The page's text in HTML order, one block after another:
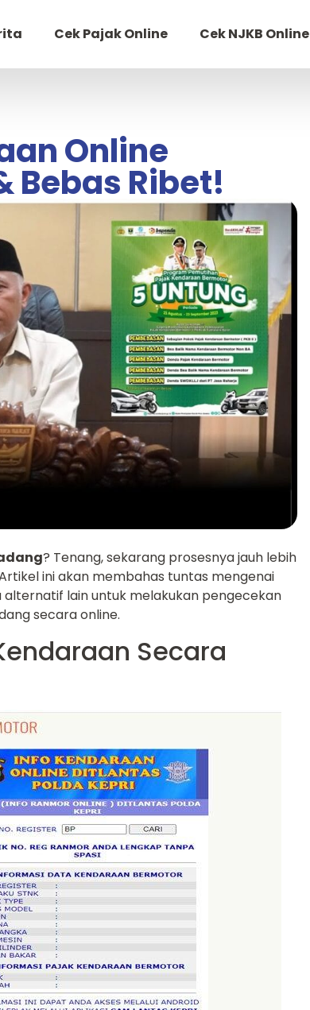
Cek Pajak Online Cek NJKB Online
Online
Bebas Ribet!
? Tenang, sekarang prosesnya jauh lebih
ini akan membahas tuntas mengenai
lain untuk melakukan pengecekan
secara online.
Secara